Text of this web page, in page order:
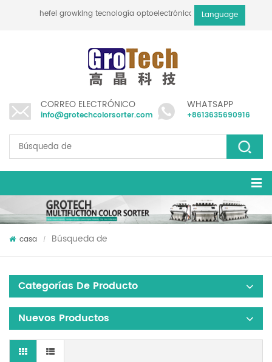
hefei growking tecnología optoelectrónica co., ltd
Language
CORREO ELECTRÓNICO
info@grotechcolorsorter.com
WHATSAPP
+8613635690916
casa / Búsqueda de
Categorías De Producto
Nuevos Productos